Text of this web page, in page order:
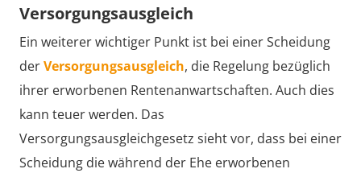
Versorgungsausgleich
Ein weiterer wichtiger Punkt ist bei einer Scheidung
derVersorgungsausgleich, die Regelung bezüglich
ihrer erworbenen Rentenanwartschaften. Auch dies
kann teuer werden. Das
Versorgungsausgleichgesetz sieht vor, dass bei einer
Scheidung die während der Ehe erworbenen